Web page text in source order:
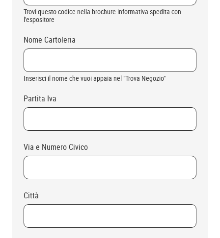
Trovi questo codice nella brochure informativa spedita con
l'espositore
Nome Cartoleria
Inserisci il nome che vuoi appaia nel "Trova Negozio"
Partita Iva
Via e Numero Civico
Città